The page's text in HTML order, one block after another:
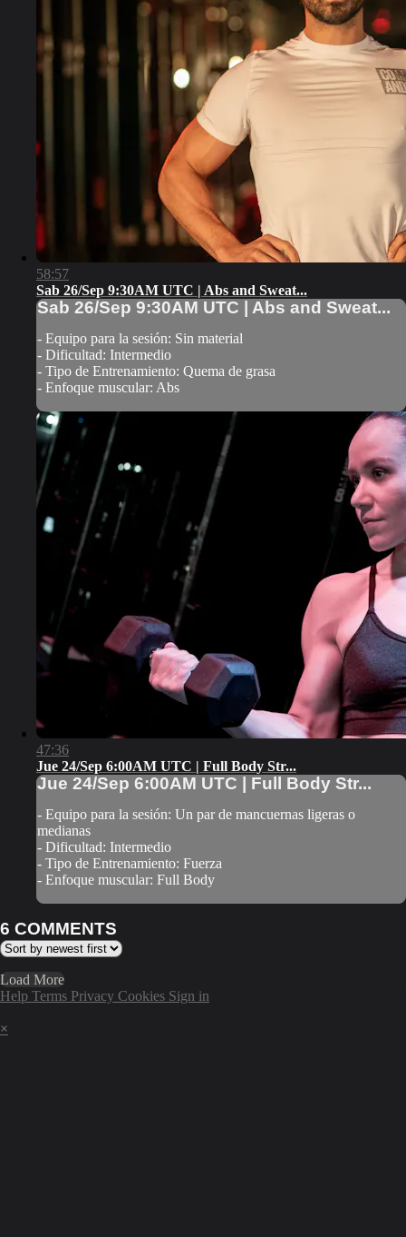
58:57
Sab 26/Sep 9:30AM UTC | Abs and Sweat...
Sab 26/Sep 9:30AM UTC | Abs and Sweat...
- Equipo para la sesión: Sin material
- Dificultad: Intermedio
- Tipo de Entrenamiento: Quema de grasa
- Enfoque muscular: Abs
47:36
Jue 24/Sep 6:00AM UTC | Full Body Str...
Jue 24/Sep 6:00AM UTC | Full Body Str...
- Equipo para la sesión: Un par de mancuernas ligeras o
medianas
- Dificultad: Intermedio
- Tipo de Entrenamiento: Fuerza
- Enfoque muscular: Full Body
6 COMMENTS
Load More
Help Terms Privacy Cookies Sign in
×